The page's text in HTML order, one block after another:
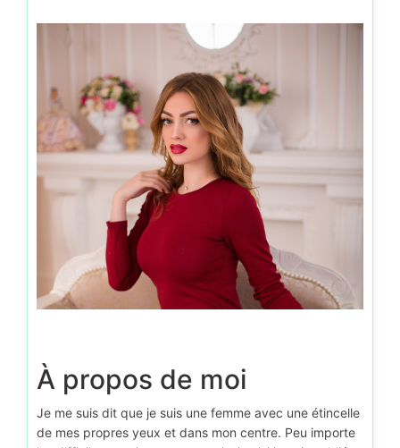
À propos de moi
Je me suis dit que je suis une femme avec une étincelle
de mes propres yeux et dans mon centre. Peu importe